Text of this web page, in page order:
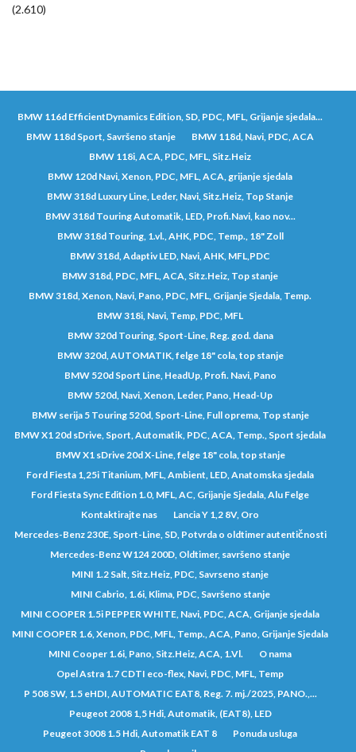
(2.610)
BMW 116d EfficientDynamics Edition, SD, PDC, MFL, Grijanje sjedala...
BMW 118d Sport, Savršeno stanje
BMW 118d, Navi, PDC, ACA
BMW 118i, ACA, PDC, MFL, Sitz.Heiz
BMW 120d Navi, Xenon, PDC, MFL, ACA, grijanje sjedala
BMW 318d Luxury Line, Leder, Navi, Sitz.Heiz, Top Stanje
BMW 318d Touring Automatik, LED, Profi.Navi, kao nov...
BMW 318d Touring, 1.vl., AHK, PDC, Temp., 18" Zoll
BMW 318d, Adaptiv LED, Navi, AHK, MFL,PDC
BMW 318d, PDC, MFL, ACA, Sitz.Heiz, Top stanje
BMW 318d, Xenon, Navi, Pano, PDC, MFL, Grijanje Sjedala, Temp.
BMW 318i, Navi, Temp, PDC, MFL
BMW 320d Touring, Sport-Line, Reg. god. dana
BMW 320d, AUTOMATIK, felge 18" cola, top stanje
BMW 520d Sport Line, HeadUp, Profi. Navi, Pano
BMW 520d, Navi, Xenon, Leder, Pano, Head-Up
BMW serija 5 Touring 520d, Sport-Line, Full oprema, Top stanje
BMW X1 20d sDrive, Sport, Automatik, PDC, ACA, Temp., Sport sjedala
BMW X1 sDrive 20d X-Line, felge 18" cola, top stanje
Ford Fiesta 1,25i Titanium, MFL, Ambient, LED, Anatomska sjedala
Ford Fiesta Sync Edition 1.0, MFL, AC, Grijanje Sjedala, Alu Felge
Kontaktirajte nas
Lancia Y 1,2 8V, Oro
Mercedes-Benz 230E, Sport-Line, SD, Potvrda o oldtimer autentičnosti
Mercedes-Benz W124 200D, Oldtimer, savršeno stanje
MINI 1.2 Salt, Sitz.Heiz, PDC, Savrseno stanje
MINI Cabrio, 1.6i, Klima, PDC, Savršeno stanje
MINI COOPER 1.5i PEPPER WHITE, Navi, PDC, ACA, Grijanje sjedala
MINI COOPER 1.6, Xenon, PDC, MFL, Temp., ACA, Pano, Grijanje Sjedala
MINI Cooper 1.6i, Pano, Sitz.Heiz, ACA, 1.Vl.
O nama
Opel Astra 1.7 CDTI eco-flex, Navi, PDC, MFL, Temp
P 508 SW, 1.5 eHDI, AUTOMATIC EAT8, Reg. 7. mj./2025, PANO.,...
Peugeot 2008 1,5 Hdi, Automatik, (EAT8), LED
Peugeot 3008 1.5 Hdi, Automatik EAT 8
Ponuda usluga